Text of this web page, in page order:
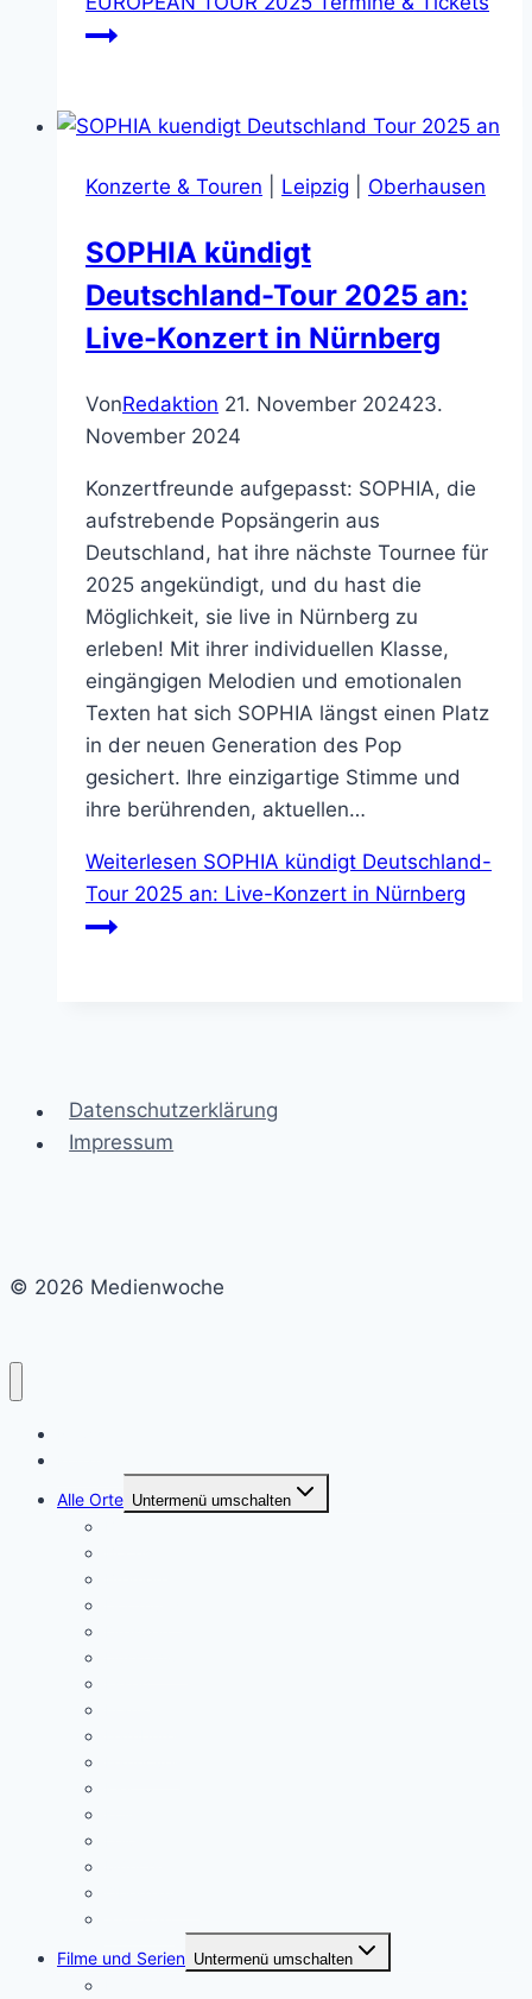
Konzerte & Touren Leipzig Oberhausen
SOPHIA kündigt
Deutschland-Tour 2025 an:
Live-Konzert in Nürnberg
VonRedaktion 21. November 202423.
November 2024
Konzertfreunde aufgepasst: SOPHIA, die
aufstrebende Popsängerin aus
Deutschland, hat ihre nächste Tournee für
2025 angekündigt, und du hast die
Möglichkeit, sie live in Nürnberg zu
erleben! Mit ihrer individuellen Klasse,
eingängigen Melodien und emotionalen
Texten hat sich SOPHIA längst einen Platz
in der neuen Generation des Pop
gesichert. Ihre einzigartige Stimme und
ihre berührenden, aktuellen…
Weiterlesen SOPHIA kündigt Deutschland-
Tour 2025 an: Live-Konzert in Nürnberg
Datenschutzerklärung
Impressum
© 2026 Medienwoche
Alle Orte Untermenü umschalten
Filme und Serien Untermenü umschalten